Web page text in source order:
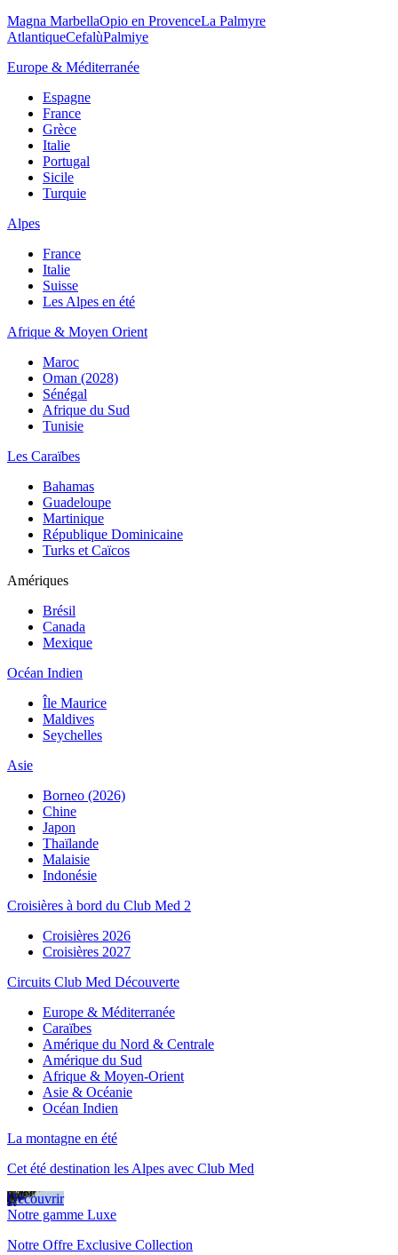
Magna MarbellaOpio en ProvenceLa Palmyre
AtlantiqueCefalùPalmiye
Europe & Méditerranée
Espagne
France
Grèce
Italie
Portugal
Sicile
Turquie
Alpes
France
Italie
Suisse
Les Alpes en été
Afrique & Moyen Orient
Maroc
Oman (2028)
Sénégal
Afrique du Sud
Tunisie
Les Caraïbes
Bahamas
Guadeloupe
Martinique
République Dominicaine
Turks et Caïcos
Amériques
Brésil
Canada
Mexique
Océan Indien
Île Maurice
Maldives
Seychelles
Asie
Borneo (2026)
Chine
Japon
Thaïlande
Malaisie
Indonésie
Croisières à bord du Club Med 2
Croisières 2026
Croisières 2027
Circuits Club Med Découverte
Europe & Méditerranée
Caraïbes
Amérique du Nord & Centrale
Amérique du Sud
Afrique & Moyen-Orient
Asie & Océanie
Océan Indien
La montagne en été
Cet été destination les Alpes avec Club Med
Découvrir
Notre gamme Luxe
Notre Offre Exclusive Collection